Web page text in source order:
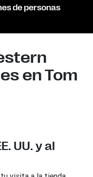
de personas
en Tom
UU. y al